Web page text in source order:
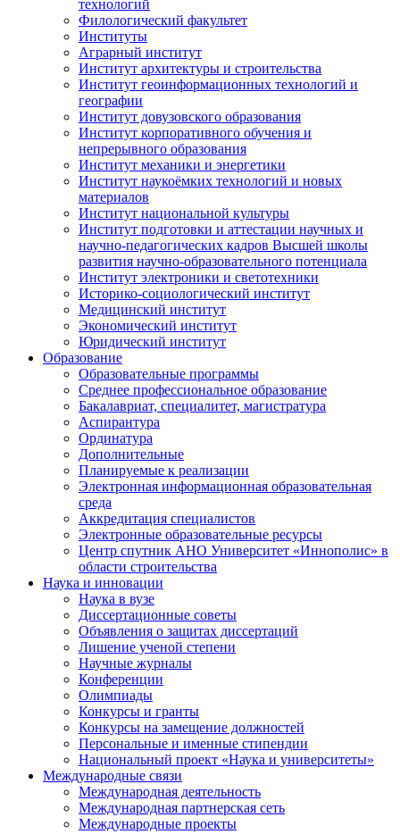
технологий
Филологический факультет
Институты
Аграрный институт
Институт архитектуры и строительства
Институт геоинформационных технологий и
географии
Институт довузовского образования
Институт корпоративного обучения и
непрерывного образования
Институт механики и энергетики
Институт наукоёмких технологий и новых
материалов
Институт национальной культуры
Институт подготовки и аттестации научных и
научно-педагогических кадров Высшей школы
развития научно-образовательного потенциала
Институт электроники и светотехники
Историко-социологический институт
Медицинский институт
Экономический институт
Юридический институт
Образование
Образовательные программы
Среднее профессиональное образование
Бакалавриат, специалитет, магистратура
Аспирантура
Ординатура
Дополнительные
Планируемые к реализации
Электронная информационная образовательная
среда
Аккредитация специалистов
Электронные образовательные ресурсы
Центр спутник АНО Университет «Иннополис» в
области строительства
Наука и инновации
Наука в вузе
Диссертационные советы
Объявления о защитах диссертаций
Лишение ученой степени
Научные журналы
Конференции
Олимпиады
Конкурсы и гранты
Конкурсы на замещение должностей
Персональные и именные стипендии
Национальный проект «Наука и университеты»
Международные связи
Международная деятельность
Международная партнерская сеть
Международные проекты